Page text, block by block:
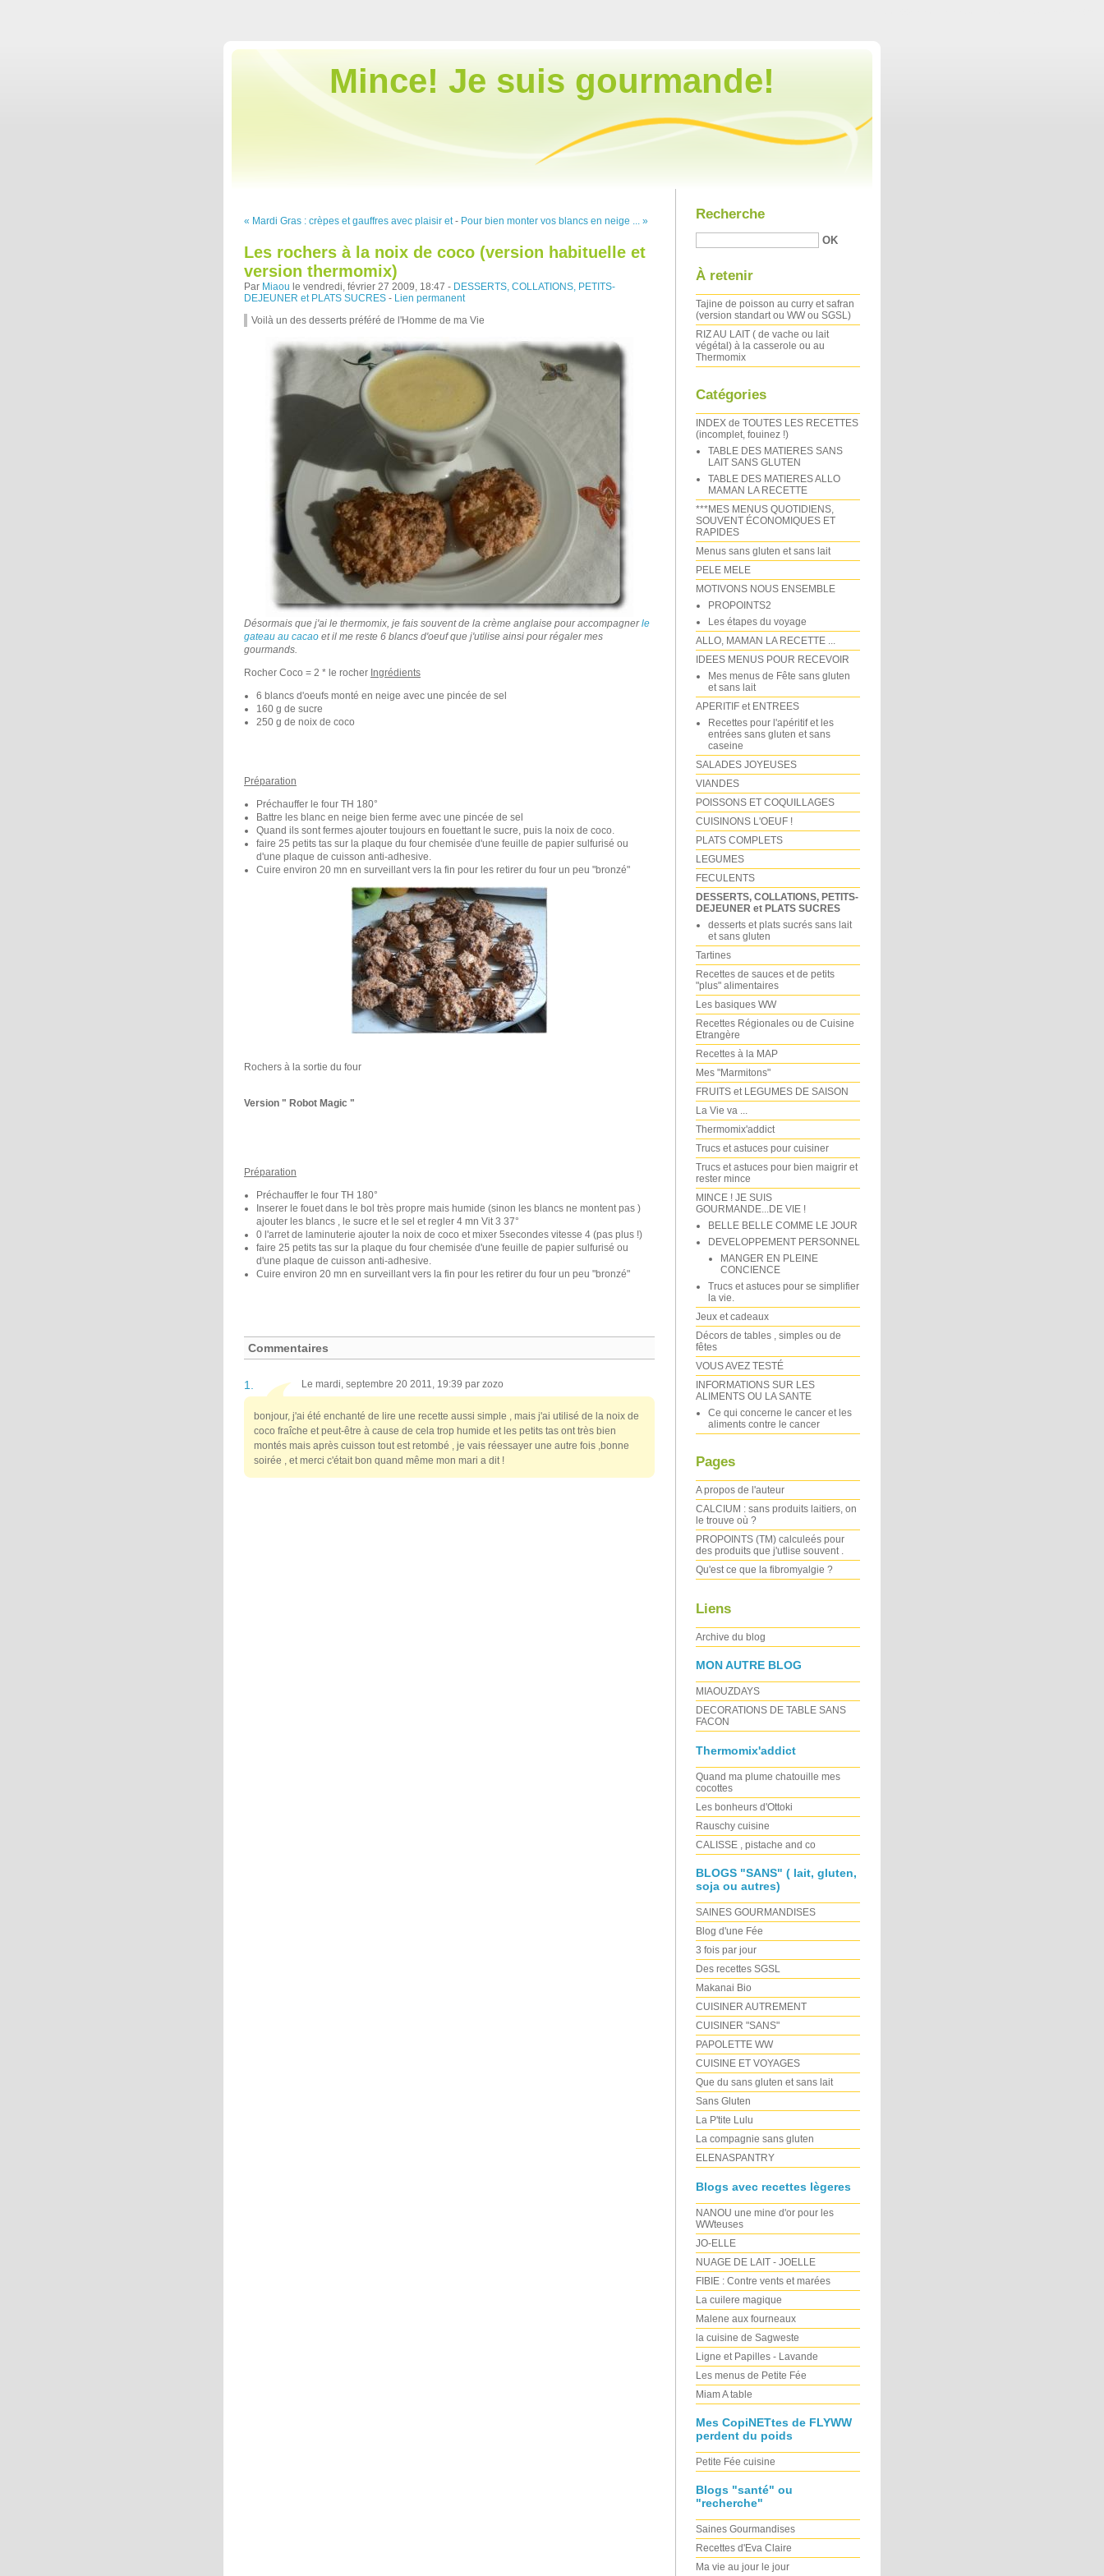
Mince! Je suis gourmande!
« Mardi Gras : crèpes et gauffres avec plaisir et - Pour bien monter vos blancs en neige ... »
Les rochers à la noix de coco (version habituelle et
version thermomix)
Par Miaou le vendredi, février 27 2009, 18:47 - DESSERTS, COLLATIONS, PETITS-
DEJEUNER et PLATS SUCRES - Lien permanent
Voilà un des desserts préféré de l'Homme de ma Vie
Désormais que j'ai le thermomix, je fais souvent de la crème anglaise pour accompagnerle
gateau au cacao et il me reste 6 blancs d'oeuf que j'utilise ainsi pour régaler mes
gourmands.
Rocher Coco = 2 * le rocher Ingrédients
6 blancs d'oeufs monté en neige avec une pincée de sel
160 g de sucre
250 g de noix de coco
Préparation
Préchauffer le four TH 180°
Battre les blanc en neige bien ferme avec une pincée de sel
Quand ils sont fermes ajouter toujours en fouettant le sucre, puis la noix de coco.
faire 25 petits tas sur la plaque du four chemisée d'une feuille de papier sulfurisé ou
d'une plaque de cuisson anti-adhesive.
Cuire environ 20 mn en surveillant vers la fin pour les retirer du four un peu "bronzé"
Rochers à la sortie du four
Version " Robot Magic "
Préparation
Préchauffer le four TH 180°
Inserer le fouet dans le bol très propre mais humide (sinon les blancs ne montent pas )
ajouter les blancs , le sucre et le sel et regler 4 mn Vit 3 37°
0 l'arret de laminuterie ajouter la noix de coco et mixer 5secondes vitesse 4 (pas plus !)
faire 25 petits tas sur la plaque du four chemisée d'une feuille de papier sulfurisé ou
d'une plaque de cuisson anti-adhesive.
Cuire environ 20 mn en surveillant vers la fin pour les retirer du four un peu "bronzé"
Commentaires
1. Le mardi, septembre 20 2011, 19:39 par zozo
bonjour, j'ai été enchanté de lire une recette aussi simple , mais j'ai utilisé de la noix de
coco fraîche et peut-être à cause de cela trop humide et les petits tas ont très bien
montés mais après cuisson tout est retombé , je vais réessayer une autre fois ,bonne
soirée , et merci c'était bon quand même mon mari a dit !
Recherche
À retenir
Tajine de poisson au curry et safran
(version standart ou WW ou SGSL)
RIZ AU LAIT ( de vache ou lait
végétal) à la casserole ou au
Thermomix
Catégories
INDEX de TOUTES LES RECETTES
(incomplet, fouinez !)
TABLE DES MATIERES SANS
LAIT SANS GLUTEN
TABLE DES MATIERES ALLO
MAMAN LA RECETTE
***MES MENUS QUOTIDIENS,
SOUVENT ÉCONOMIQUES ET
RAPIDES
Menus sans gluten et sans lait
PELE MELE
MOTIVONS NOUS ENSEMBLE
PROPOINTS2
Les étapes du voyage
ALLO, MAMAN LA RECETTE ...
IDEES MENUS POUR RECEVOIR
Mes menus de Fête sans gluten
et sans lait
APERITIF et ENTREES
Recettes pour l'apéritif et les
entrées sans gluten et sans
caseine
SALADES JOYEUSES
VIANDES
POISSONS ET COQUILLAGES
CUISINONS L'OEUF !
PLATS COMPLETS
LEGUMES
FECULENTS
DESSERTS, COLLATIONS, PETITS-
DEJEUNER et PLATS SUCRES
desserts et plats sucrés sans lait
et sans gluten
Tartines
Recettes de sauces et de petits
"plus" alimentaires
Les basiques WW
Recettes Régionales ou de Cuisine
Etrangère
Recettes à la MAP
Mes "Marmitons"
FRUITS et LEGUMES DE SAISON
La Vie va ...
Thermomix'addict
Trucs et astuces pour cuisiner
Trucs et astuces pour bien maigrir et
rester mince
MINCE ! JE SUIS
GOURMANDE...DE VIE !
BELLE BELLE COMME LE JOUR
DEVELOPPEMENT PERSONNEL
MANGER EN PLEINE
CONCIENCE
Trucs et astuces pour se simplifier
la vie.
Jeux et cadeaux
Décors de tables , simples ou de
fêtes
VOUS AVEZ TESTÉ
INFORMATIONS SUR LES
ALIMENTS OU LA SANTE
Ce qui concerne le cancer et les
aliments contre le cancer
Pages
A propos de l'auteur
CALCIUM : sans produits laitiers, on
le trouve où ?
PROPOINTS (TM) calculeés pour
des produits que j'utlise souvent .
Qu'est ce que la fibromyalgie ?
Liens
Archive du blog
MON AUTRE BLOG
MIAOUZDAYS
DECORATIONS DE TABLE SANS
FACON
Thermomix'addict
Quand ma plume chatouille mes
cocottes
Les bonheurs d'Ottoki
Rauschy cuisine
CALISSE , pistache and co
BLOGS "SANS" ( lait, gluten,
soja ou autres)
SAINES GOURMANDISES
Blog d'une Fée
3 fois par jour
Des recettes SGSL
Makanai Bio
CUISINER AUTREMENT
CUISINER "SANS"
PAPOLETTE WW
CUISINE ET VOYAGES
Que du sans gluten et sans lait
Sans Gluten
La P'tite Lulu
La compagnie sans gluten
ELENASPANTRY
Blogs avec recettes lègeres
NANOU une mine d'or pour les
WWteuses
JO-ELLE
NUAGE DE LAIT - JOELLE
FIBIE : Contre vents et marées
La cuilere magique
Malene aux fourneaux
la cuisine de Sagweste
Ligne et Papilles - Lavande
Les menus de Petite Fée
Miam A table
Mes CopiNETtes de FLYWW
perdent du poids
Petite Fée cuisine
Blogs "santé" ou
"recherche"
Saines Gourmandises
Recettes d'Eva Claire
Ma vie au jour le jour